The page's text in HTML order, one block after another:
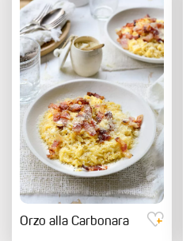
Orzo alla Carbonara